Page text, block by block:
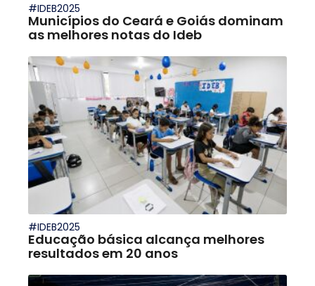
#IDEB2025
Municípios do Ceará e Goiás dominam
as melhores notas do Ideb
#IDEB2025
Educação básica alcança melhores
resultados em 20 anos